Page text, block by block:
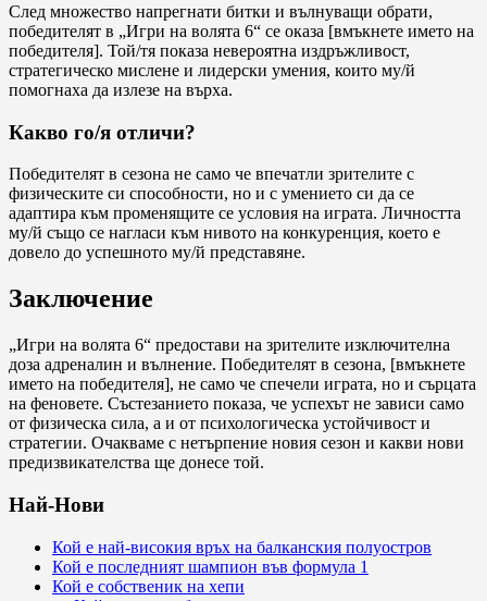
След множество напрегнати битки и вълнуващи обрати,
победителят в „Игри на волята 6“ се оказа [вмъкнете името на
победителя]. Той/тя показа невероятна издръжливост,
стратегическо мислене и лидерски умения, които му/й
помогнаха да излезе на върха.
Какво го/я отличи?
Победителят в сезона не само че впечатли зрителите с
физическите си способности, но и с умението си да се
адаптира към променящите се условия на играта. Личността
му/й също се нагласи към нивото на конкуренция, което е
довело до успешното му/й представяне.
Заключение
„Игри на волята 6“ предостави на зрителите изключителна
доза адреналин и вълнение. Победителят в сезона, [вмъкнете
името на победителя], не само че спечели играта, но и сърцата
на феновете. Състезанието показа, че успехът не зависи само
от физическа сила, а и от психологическа устойчивост и
стратегии. Очакваме с нетърпение новия сезон и какви нови
предизвикателства ще донесе той.
Най-Нови
Кой е най-високия връх на балканския полуостров
Кой е последният шампион във формула 1
Кой е собственик на хепи